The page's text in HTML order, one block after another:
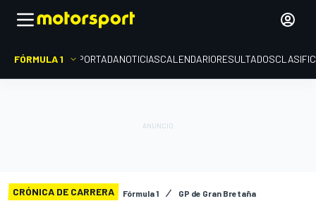
FÓRMULA 1 PORTADANOTICIASCALENDARIORESULTADOS
CRÓNICA DE CARRERA Fórmula 1 GP de Gran Bretaña